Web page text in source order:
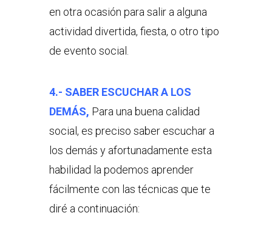
en otra ocasión para salir a alguna
actividad divertida, fiesta, o otro tipo
de evento social.
4.- SABER ESCUCHAR A LOS
DEMÁS, Para una buena calidad
social, es preciso saber escuchar a
los demás y afortunadamente esta
habilidad la podemos aprender
fácilmente con las técnicas que te
diré a continuación: